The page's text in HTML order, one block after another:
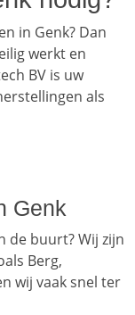
in Genk? Dan
werkt en
BV is uw
als
Genk
de buurt? Wij zijn
Berg,
wij vaak snel ter